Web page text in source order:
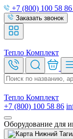
+7 (800) 100 58 86
Заказать звонок
Тепло Комплект
Тепло Комплект
+7 (800) 100 58 86
Оборудование для
Нижний